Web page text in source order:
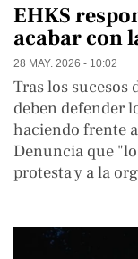
EHKS
acabar con
28 MAY. 2026 - 10:02
Tras los sucesos
deben defender
haciendo frente
Denuncia que
protesta y a la